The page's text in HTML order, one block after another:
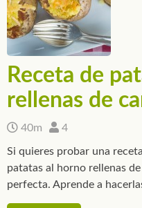
Receta de
rellenas de
40m 4
Si quieres probar una
patatas al horno rellenas
perfecta. Aprende a